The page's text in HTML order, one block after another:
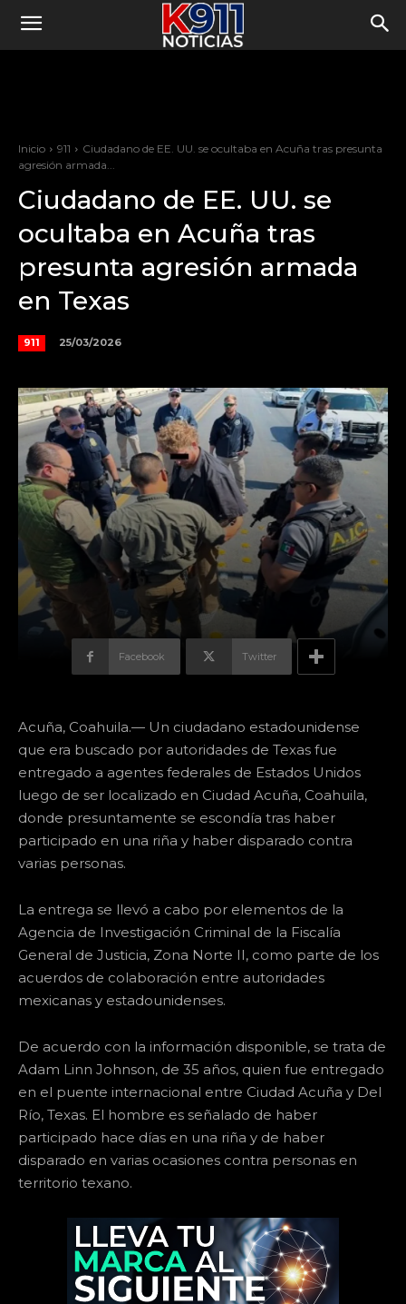
Inicio 911
Ciudadano de EE. UU. se ocultaba en Acuña tras presunta
agresión armada...
Ciudadano de EE. UU. se
ocultaba en Acuña tras
presunta agresión armada
en Texas
911 25/03/2026
Facebook Twitter
Acuña, Coahuila.— Un ciudadano estadounidense
que era buscado por autoridades de Texas fue
entregado a agentes federales de Estados Unidos
luego de ser localizado en Ciudad Acuña, Coahuila,
donde presuntamente se escondía tras haber
participado en una riña y haber disparado contra
varias personas.
La entrega se llevó a cabo por elementos de la
Agencia de Investigación Criminal de la Fiscalía
General de Justicia, Zona Norte II, como parte de los
acuerdos de colaboración entre autoridades
mexicanas y estadounidenses.
De acuerdo con la información disponible, se trata de
Adam Linn Johnson, de 35 años, quien fue entregado
en el puente internacional entre Ciudad Acuña y Del
Río, Texas. El hombre es señalado de haber
participado hace días en una riña y de haber
disparado en varias ocasiones contra personas en
territorio texano.